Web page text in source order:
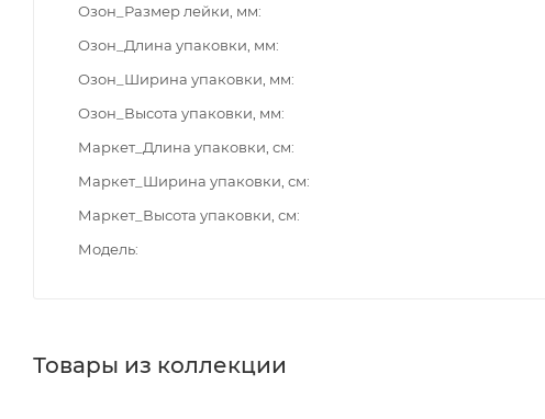
Озон_Размер лейки, мм
Озон_Длина упаковки, мм
Озон_Ширина упаковки, мм
Озон_Высота упаковки, мм
Маркет_Длина упаковки, см
Маркет_Ширина упаковки, см
Маркет_Высота упаковки, см
Модель
Товары из коллекции